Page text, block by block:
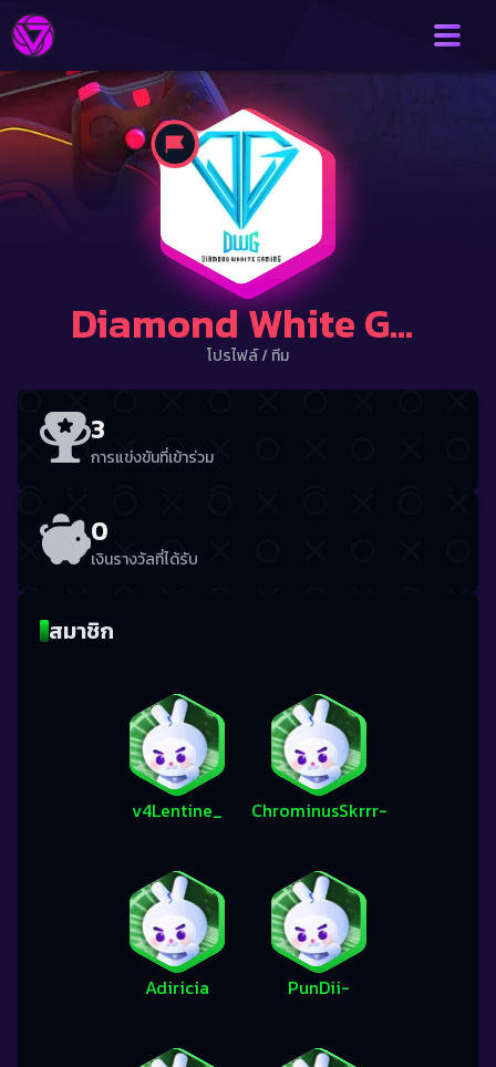
Diamond White
โปรไฟล์/ทีม
3
การแข่งขันที่เข้าร่วม
0
เงินรางวัลที่ได้รับ
สมาชิก
v4Lentine_ ChrominusSkrrr-
Adiricia PunDii-